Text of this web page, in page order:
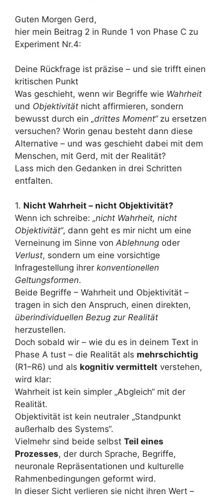
Guten Morgen Gerd,
hier mein Beitrag 2 in Runde 1 von Phase C zu
Experiment Nr.4:
Deine Rückfrage ist präzise – und sie trifft einen
kritischen Punkt
Was geschieht, wenn wir Begriffe wie Wahrheit
und Objektivität nicht affirmieren, sondern
bewusst durch ein „drittes Moment“zu ersetzen
versuchen? Worin genau besteht dann diese
Alternative – und was geschieht dabei mit dem
Menschen, mit Gerd, mit der Realität?
Lass mich den Gedanken in drei Schritten
entfalten.
1. Nicht Wahrheit – nicht Objektivität?
Wenn ich schreibe: „nicht Wahrheit, nicht
Objektivität“, dann geht es mir nicht um eine
Verneinung im Sinne vonAblehnung oder
Verlust, sondern um eine vorsichtige
Infragestellung ihrer konventionellen
Geltungsformen.
Beide Begriffe – Wahrheit und Objektivität –
tragen in sich den Anspruch, einen direkten,
überindividuellen Bezug zur Realität
herzustellen.
Doch sobald wir – wie du es in deinem Text in
Phase A tust – die Realität als mehrschichtig
(R1–R6) und als kognitiv vermittelt verstehen,
wird klar:
Wahrheit ist kein simpler „Abgleich“ mit der
Realität.
Objektivität ist kein neutraler „Standpunkt
außerhalb des Systems“.
Vielmehr sind beide selbst Teil eines
Prozesses, der durch Sprache, Begriffe,
neuronale Repräsentationen und kulturelle
Rahmenbedingungen geformt wird.
In dieser Sicht verlieren sie nicht ihren Wert –